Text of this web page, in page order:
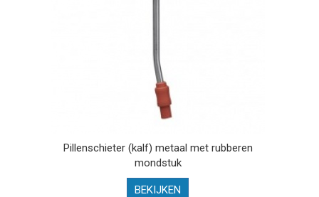
Pillenschieter (kalf) metaal met rubberen
mondstuk
BEKIJKEN